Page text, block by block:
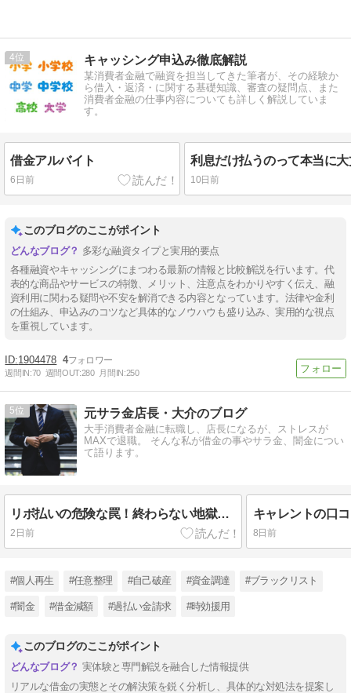
4 キャッシング申込み徹底解説
某消費者金融で融資を担当してきた筆者が、その経験か
ら借入・返済・に関する基礎知識、審査の疑問点、また
消費者金融の仕事内容についても詳しく解説していま
す。
借金アルバイト
6日前 10日前
このブログのここがポイント
多彩な融資タイプと実用的要点
各種融資やキャッシングにまつわる最新の情報と比較解説を行います。代
表的な商品やサービスの特徴、メリット、注意点をわかりやすく伝え、融
資利用に関わる疑問や不安を解消できる内容となっています。法律や金利
の仕組み、申込みのコツなど具体的なノウハウも盛り込み、実用的な視点
を重視しています。
1904478 4
週間IN:70 週間OUT:280 月間IN:250
5 元サラ金店長・大介のブログ
大手消費者金融に転職し、店長になるが、ストレスが
MAXで退職。 そんな私が借金の事やサラ金、闇金につい
て語ります。
リボ払いの危険な罠！終わらない地獄と脱出法
2日前 8日前
#個人再生 #任意整理 #自己破産 #資金調達 #ブラックリスト
#闇金 #借金減額 #過払い金請求 #時効援用
このブログのここがポイント
実体験と専門解説を融合した情報提供
リアルな借金の実態とその解決策を鋭く分析し、具体的な対処法を提案し